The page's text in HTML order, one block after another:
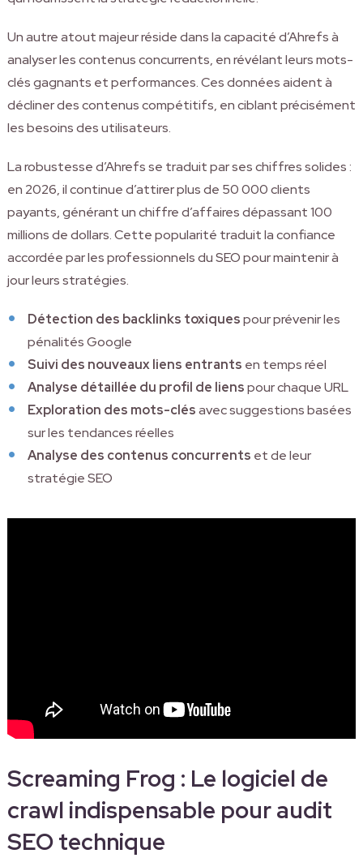
Un autre atout majeur réside dans la capacité d’Ahrefs à
analyser les contenus concurrents, en révélant leurs mots-
clés gagnants et performances. Ces données aident à
décliner des contenus compétitifs, en ciblant précisément
les besoins des utilisateurs.
La robustesse d’Ahrefs se traduit par ses chiffres solides :
en 2026, il continue d’attirer plus de 50 000 clients
payants, générant un chiffre d’affaires dépassant 100
millions de dollars. Cette popularité traduit la confiance
accordée par les professionnels du SEO pour maintenir à
jour leurs stratégies.
Détection des backlinks toxiquespour prévenir les
pénalités Google
Suivi des nouveaux liens entrants en temps réel
Analyse détaillée du profil de lienspour chaque URL
Exploration des mots-clésavec suggestions basées
sur les tendances réelles
Analyse des contenus concurrents et de leur
stratégie SEO
Screaming Frog : Le logiciel de
crawl indispensable pour audit
SEO technique